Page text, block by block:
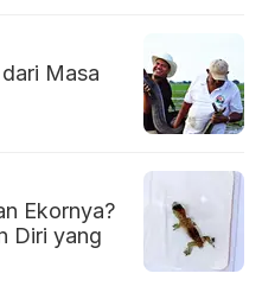
Masa
Ekornya?
Diri yang